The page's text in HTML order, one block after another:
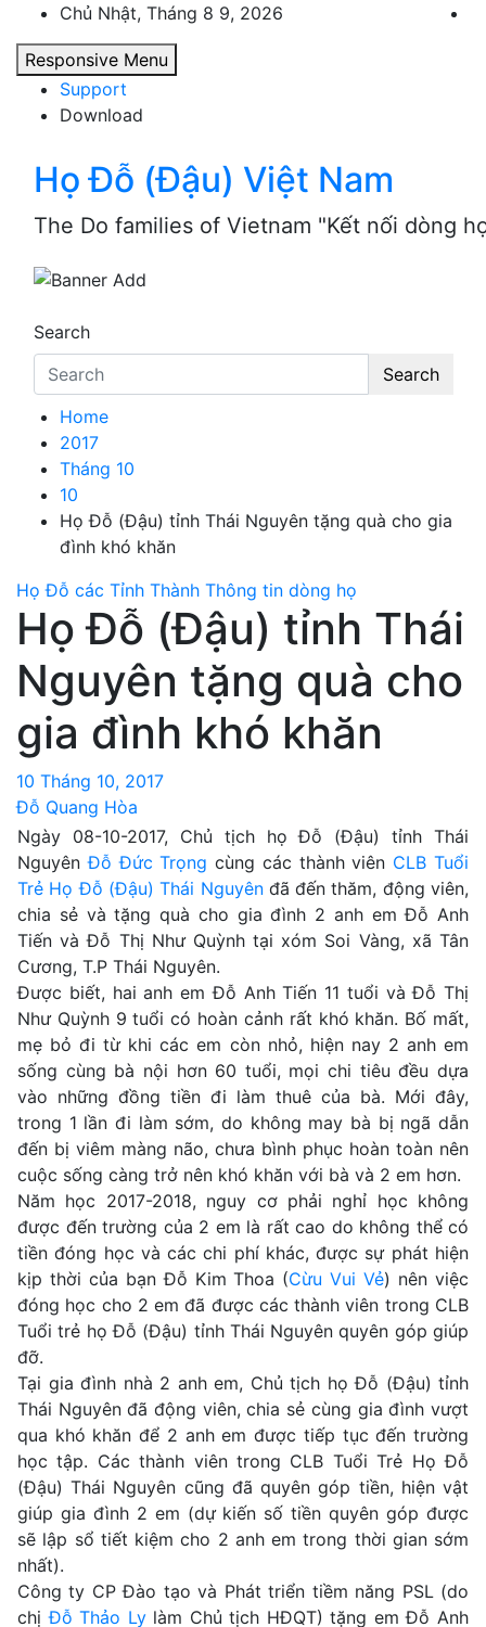
content
Chủ Nhật, Tháng 8 9, 2026
Responsive Menu
Support
Download
Họ Đỗ (Đậu) Việt Nam
The Do families of Vietnam "Kết nối dòng
Search
Search
Home
2017
Tháng 10
10
Họ Đỗ (Đậu) tỉnh Thái Nguyên tặng quà cho gia
đình khó khăn
Họ Đỗ các Tỉnh Thành Thông tin dòng họ
Họ Đỗ (Đậu) tỉnh Thái
Nguyên tặng quà cho
gia đình khó khăn
10 Tháng 10, 2017
Đỗ Quang Hòa
Ngày 08-10-2017, Chủ tịch họ Đỗ (Đậu) tỉnh Thái
NguyênĐỗ Đức Trọng cùng các thành viên CLB Tuổi
Trẻ Họ Đỗ (Đậu) Thái Nguyênđã đến thăm, động viên,
chia sẻ và tặng quà cho gia đình 2 anh em Đỗ Anh
Tiến và Đỗ Thị Như Quỳnh tại xóm Soi Vàng, xã Tân
Cương, T.P Thái Nguyên.
Được biết, hai anh em Đỗ Anh Tiến 11 tuổi và Đỗ Thị
Như Quỳnh 9 tuổi có hoàn cảnh rất khó khăn. Bố mất,
mẹ bỏ đi từ khi các em còn nhỏ, hiện nay 2 anh em
sống cùng bà nội hơn 60 tuổi, mọi chi tiêu đều dựa
vào những đồng tiền đi làm thuê của bà. Mới đây,
trong 1 lần đi làm sớm, do không may bà bị ngã dẫn
đến bị viêm màng não, chưa bình phục hoàn toàn nên
cuộc sống càng trở nên khó khăn với bà và 2 em hơn.
Năm học 2017-2018, nguy cơ phải nghỉ học không
được đến trường của 2 em là rất cao do không thể có
tiền đóng học và các chi phí khác, được sự phát hiện
kịp thời của bạn Đỗ Kim Thoa (Cừu Vui Vẻ) nên việc
đóng học cho 2 em đã được các thành viên trong CLB
Tuổi trẻ họ Đỗ (Đậu) tỉnh Thái Nguyên quyên góp giúp
đỡ.
Tại gia đình nhà 2 anh em, Chủ tịch họ Đỗ (Đậu) tỉnh
Thái Nguyên đã động viên, chia sẻ cùng gia đình vượt
qua khó khăn để 2 anh em được tiếp tục đến trường
học tập. Các thành viên trong CLB Tuổi Trẻ Họ Đỗ
(Đậu) Thái Nguyên cũng đã quyên góp tiền, hiện vật
giúp gia đình 2 em (dự kiến số tiền quyên góp được
sẽ lập sổ tiết kiệm cho 2 anh em trong thời gian sớm
nhất).
Công ty CP Đào tạo và Phát triển tiềm năng PSL (do
chịĐỗ Thảo Lylàm Chủ tịch HĐQT) tặng em Đỗ Anh